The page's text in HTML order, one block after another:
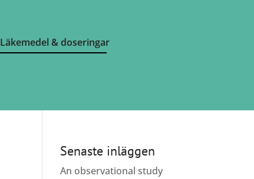
Läkemedel & doseringar
Senaste inläggen
An observational study